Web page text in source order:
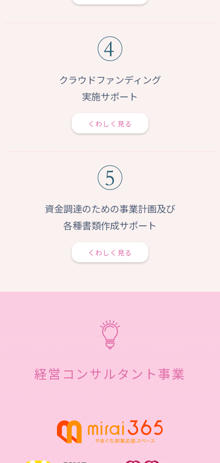
クラウドファンディング
実施サポート
くわしく見る
資金調達のための事業計画及び
各種書類作成サポート
くわしく見る
経営コンサルタント事業